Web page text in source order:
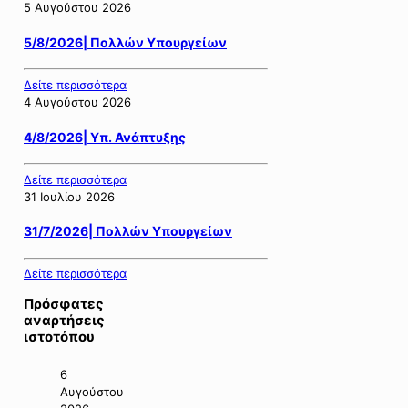
5 Αυγούστου 2026
5/8/2026| Πολλών Υπουργείων
Δείτε περισσότερα
4 Αυγούστου 2026
4/8/2026| Υπ. Ανάπτυξης
Δείτε περισσότερα
31 Ιουλίου 2026
31/7/2026| Πολλών Υπουργείων
Δείτε περισσότερα
Πρόσφατες
αναρτήσεις
ιστοτόπου
6
Αυγούστου